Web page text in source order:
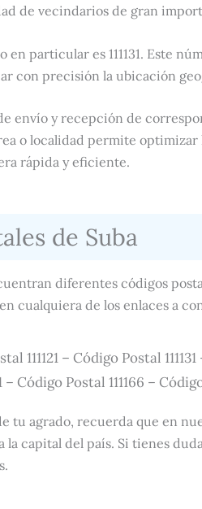
de vecindarios de gran
en particular es 111131. Este
con precisión la ubicación
envío y recepción de
o localidad permite
rápida y eficiente.
de Suba
diferentes códigos
cualquiera de los enlaces a
111121 – Código Postal
– Código Postal 111166 –
tu agrado, recuerda que en
la capital del país. Si tienes